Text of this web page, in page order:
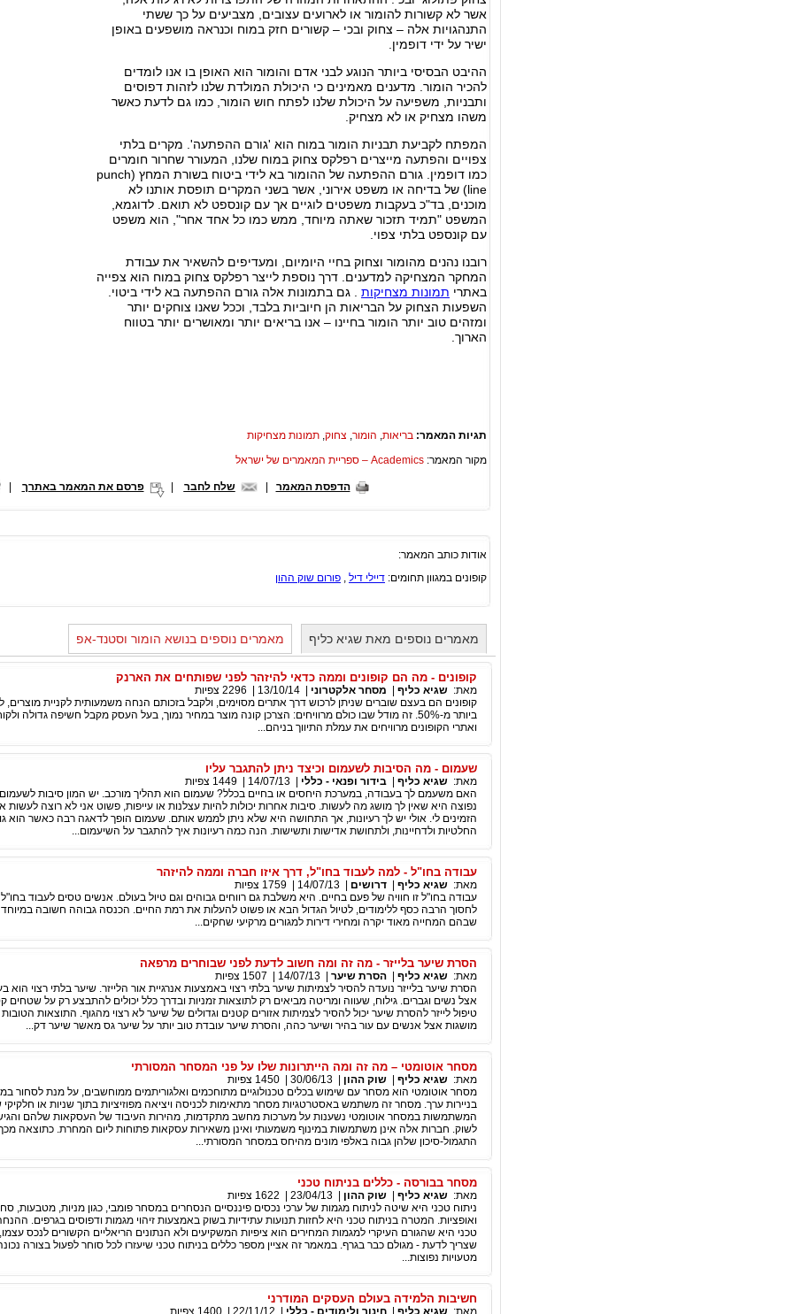
אשר לא קשורות להומור או לארועים עצובים, מצביעים על כך ששתי
התנהגויות אלה – צחוק ובכי – קשורים חזק במוח וכנראה מושפעים באופן
ישיר על ידי דופמין.
ההיבט הבסיסי ביותר הנוגע לבני אדם והומור הוא האופן בו אנו לומדים
להכיר הומור. מדענים מאמינים כי היכולת המולדת שלנו לזהות דפוסים
ותבניות, משפיעה על היכולת שלנו לפתח חוש הומור, כמו גם לדעת כאשר
משהו מצחיק או לא מצחיק.
המפתח לקביעת תבניות הומור במוח הוא 'גורם ההפתעה'. מקרים בלתי
צפויים והפתעה מייצרים רפלקס צחוק במוח שלנו, המעורר שחרור חומרים
כמו דופמין. גורם ההפתעה של ההומור בא לידי ביטוח בשורת המחץ (punch
line) של בדיחה או משפט אירוני, אשר בשני המקרים תופסת אותנו לא
מוכנים, בד"כ בעקבות משפטים לוגיים אך עם קונספט לא תואם. לדוגמא,
המשפט "תמיד תזכור שאתה מיוחד, ממש כמו כל אחד אחר", הוא משפט
עם קונספט בלתי צפוי.
רובנו נהנים מהומור וצחוק בחיי היומיום, ומעדיפים להשאיר את עבודת
המחקר המצחיקה למדענים. דרך נוספת לייצר רפלקס צחוק במוח הוא צפייה
באתרי תמונות מצחיקות . גם בתמונות אלה גורם ההפתעה בא לידי ביטוי.
השפעות הצחוק על הבריאות הן חיוביות בלבד, וככל שאנו צוחקים יותר
ומזהים טוב יותר הומור בחיינו – אנו בריאים יותר ומאושרים יותר בטווח
הארוך.
תגיות המאמר: בריאות, הומור, צחוק, תמונות מצחיקות
מקור המאמר: Academics – ספריית המאמרים של ישראל
הדפסת המאמר שלח לחבר פרסם את המאמר באתרך |
אודות כותב המאמר:
קופונים במגוון תחומים: דיילי דיל , פורום שוק ההון
מאמרים נוספים מאת שגיא כליף מאמרים נוספים בנושא הומור וסטנד-אפ
קופונים - מה הם קופונים וממה כדאי להיזהר לפני שפותחים את הארנק
מאת: שגיא כליף מסחר אלקטרוני 13/10/14
2296 צפיות
קופונים הם בעצם שוברים שניתן לרכוש דרך אתרים מסוימים, ולקבל בזכותם הנחה משמעותית לקניית מוצרים,
ביותר מ-50%. זה מודל שבו כולם מרוויחים: הצרכן קונה מוצר במחיר נמוך, בעל העסק מקבל חשיפה גדולה
ואתרי הקופונים מרוויחים את עמלת התיווך בניהם...
שעמום - מה הסיבות לשעמום וכיצד ניתן להתגבר עליו
מאת: שגיא כליף בידור ופנאי - כללי 14/07/13
1449 צפיות
האם משעמם לך בעבודה, במערכת היחסים או בחיים בכלל? שעמום הוא תהליך מורכב. יש המון סיבות
נפוצה היא שאין לך מושג מה לעשות. סיבות אחרות יכולות להיות עצלנות או עייפות, פשוט אני לא רוצה לעשות
הזמינים לי. אולי יש לך רעיונות, אך התחושה היא שלא ניתן לממש אותם. שעמום הופך לדאגה רבה כאשר הוא
החלטיות ולדחיינות, ולתחושת אדישות ותשישות. הנה כמה רעיונות איך להתגבר על השיעמום...
עבודה בחו"ל - למה לעבוד בחו"ל, דרך איזו חברה וממה להיזהר
מאת: שגיא כליף דרושים 14/07/13
1759 צפיות
עבודה בחו"ל זו חוויה של פעם בחיים. היא משלבת גם רווחים גבוהים וגם טיול בעולם. אנשים טסים לעבוד בחו"ל
לחסוך הרבה כסף ללימודים, לטיול הגדול הבא או פשוט להעלות את רמת החיים. הכנסה גבוהה חשובה במיוחד
שבהם המחייה מאוד יקרה ומחירי דירות למגורים מרקיעי שחקים...
הסרת שיער בלייזר - מה זה ומה חשוב לדעת לפני שבוחרים מרפאה
מאת: שגיא כליף הסרת שיער 14/07/13
1507 צפיות
הסרת שיער בלייזר נועדה להסיר לצמיתות שיער בלתי רצוי באמצעות אנרגיית אור הלייזר. שיער בלתי רצוי הוא
אצל נשים וגברים. גילוח, שעווה ומריטה מביאים רק לתוצאות זמניות ובדרך כלל יכולים להתבצע רק על שטחים
טיפול לייזר להסרת שיער יכול להסיר לצמיתות אזורים קטנים וגדולים של שיער לא רצוי מהגוף. התוצאות הטובות
מושגות אצל אנשים עם עור בהיר ושיער כהה, והסרת שיער עובדת טוב יותר על שיער גס מאשר שיער דק...
מסחר אוטומטי – מה זה ומה הייתרונות שלו על פני המסחר המסורתי
מאת: שגיא כליף שוק ההון 30/06/13
1450 צפיות
מסחר אוטומטי הוא מסחר עם שימוש בכלים טכנולוגיים מתוחכמים ואלגוריתמים ממוחשבים, על מנת לסחור
בניירות ערך. מסחר זה משתמש באסטרטגיות מסחר מתאימות לכניסה ויציאה מפוזיציות בתוך שניות או חלקיקי
המשתמשות במסחר אוטומטי נשענות על מערכות מחשב מתקדמות, מהירות העיבוד של העסקאות שלהם
לשוק. חברות אלה אינן משתמשות במינוף משמעותי ואינן משאירות עסקאות פתוחות ליום המחרת. כתוצאה
התגמול-סיכון שלהן גבוה באלפי מונים מהיחס במסחר המסורתי...
מסחר בבורסה - כללים בניתוח טכני
מאת: שגיא כליף שוק ההון 23/04/13
1622 צפיות
ניתוח טכני היא שיטה לניתוח מגמות של ערכי נכסים פיננסיים הנסחרים במסחר פומבי, כגון מניות, מטבעות,
ואופציות. המטרה בניתוח טכני היא לחזות תנועות עתידיות בשוק באמצעות זיהוי מגמות ודפוסים בגרפים.
טכני היא שהגורם העיקרי למגמות המחירים הוא ציפיות המשקיעים ולא הנתונים הריאליים הקשורים לנכס
שצריך לדעת - מגולם כבר בגרף. במאמר זה אציין מספר כללים בניתוח טכני שיעזרו לכל סוחר לפעול בצורה
מטעויות נפוצות...
חשיבות הלמידה בעולם העסקים המודרני
מאת: שגיא כליף חינוך ולימודים - כללי 22/11/12
1400 צפיות